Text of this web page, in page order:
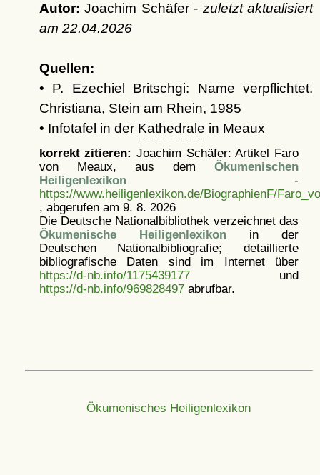
Autor: Joachim Schäfer - zuletzt aktualisiert
am 22.04.2026
Quellen:
• P. Ezechiel Britschgi: Name verpflichtet.
Christiana, Stein am Rhein, 1985
• Infotafel in der Kathedrale in Meaux
korrekt zitieren: Joachim Schäfer: Artikel Faro
von Meaux, aus dem Ökumenischen
Heiligenlexikon-
https://www.heiligenlexikon.de/BiographienF/
, abgerufen am 9. 8. 2026
Die Deutsche Nationalbibliothek verzeichnet das
Ökumenische Heiligenlexikonin der
Deutschen Nationalbibliografie; detaillierte
bibliografische Daten sind im Internet über
https://d-nb.info/1175439177und
https://d-nb.info/969828497abrufbar.
Ökumenisches Heiligenlexikon